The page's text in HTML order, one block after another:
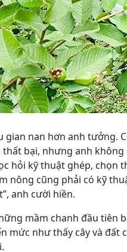
gian nan hơn anh tưởng.
bại, nhưng anh
hỏi kỹ thuật ghép, chọn
nông cũng phải có kỹ
anh cười hiền.
mầm chanh đầu tiên
mức như thấy cây và